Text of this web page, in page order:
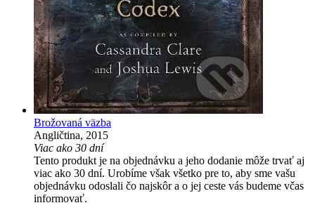
Brožovaná väzba
Angličtina, 2015
Viac ako 30 dní
Tento produkt je na objednávku a jeho dodanie môže trvať aj
viac ako 30 dní. Urobíme však všetko pre to, aby sme vašu
objednávku odoslali čo najskôr a o jej ceste vás budeme včas
informovať.